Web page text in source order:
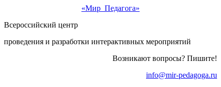
«Мир Педагога»
Всероссийский центр
проведения и разработки интерактивных мероприятий
Возникают вопросы? Пишите!
info@mir-pedagoga.ru